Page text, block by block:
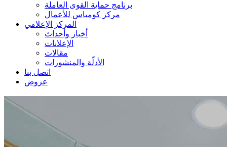
برنامج حماية القوى العاملة
مركز كومباس للأعمال
المركز الإعلامي
أخبار وأحداث
الإعلانات
مقالات
الأدلّة والمنشورات
اتصل بنا
عروض